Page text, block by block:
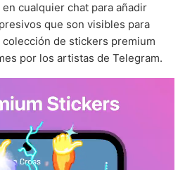
cualquier chat para añadir
que son visibles para
colección de stickers premium
por los artistas de Telegram.